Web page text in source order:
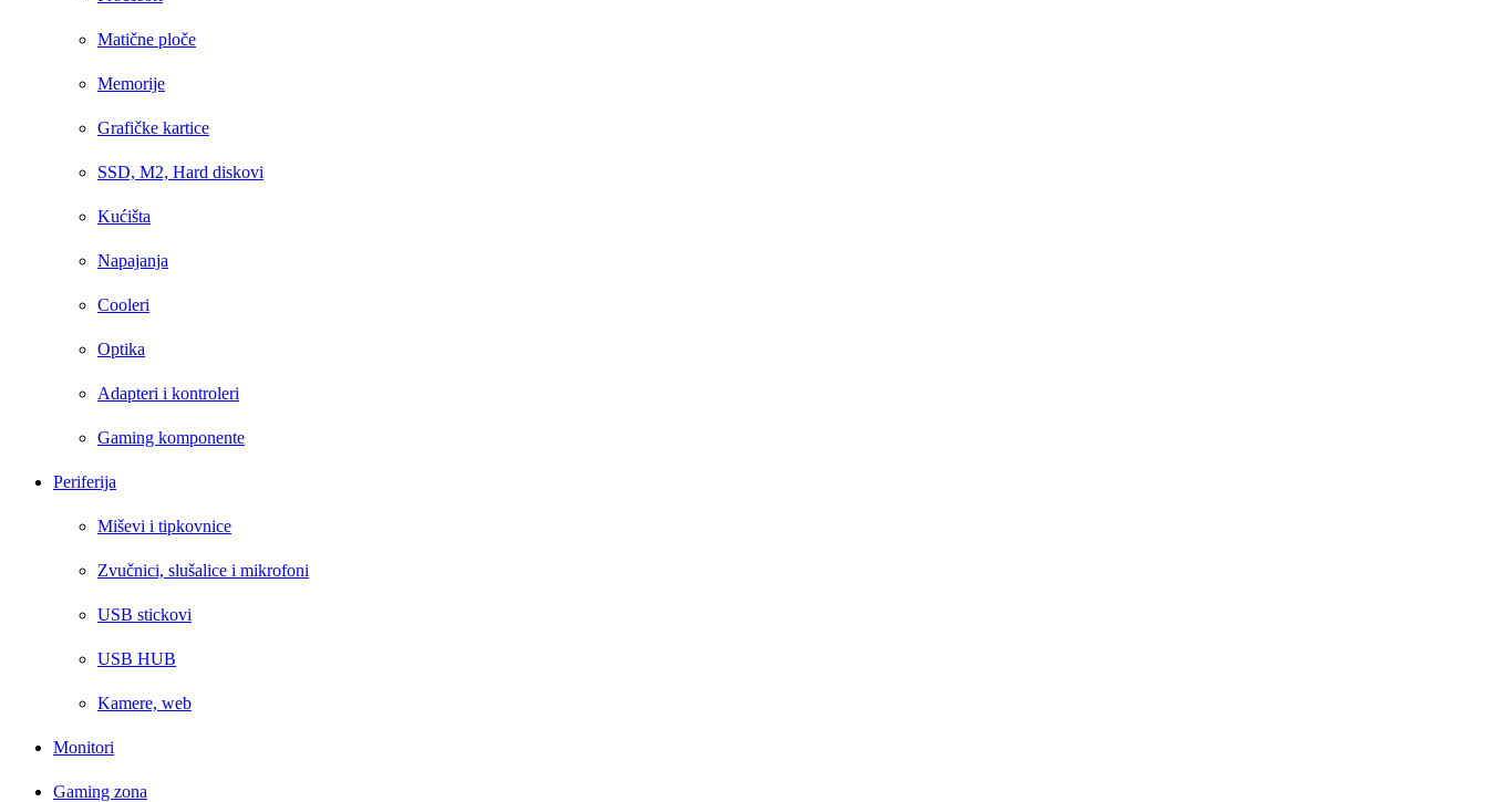
Matične ploče
Memorije
Grafičke kartice
SSD, M2, Hard diskovi
Kućišta
Napajanja
Cooleri
Optika
Adapteri i kontroleri
Gaming komponente
Periferija
Miševi i tipkovnice
Zvučnici, slušalice i mikrofoni
USB stickovi
USB HUB
Kamere, web
Monitori
Gaming zona